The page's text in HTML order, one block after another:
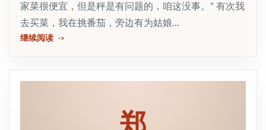
家菜很便宜，但是秤是有问题的，咱这没事。” 有次我
去买菜，我在挑番茄，旁边有为姑娘...
继续阅读